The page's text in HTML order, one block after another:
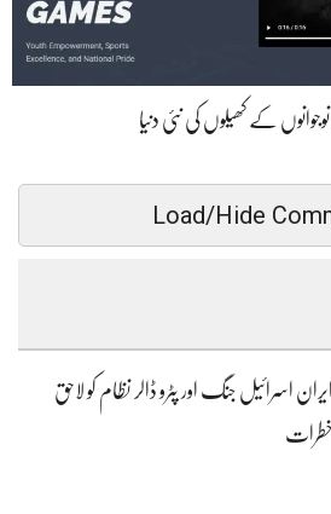
نوجوانوں کے کھیلوں کی نئی دنیا
Load/Hide
ایران اسرائیل جنگ اور پٹرو ڈالر نظام کو لاحق
خطرات